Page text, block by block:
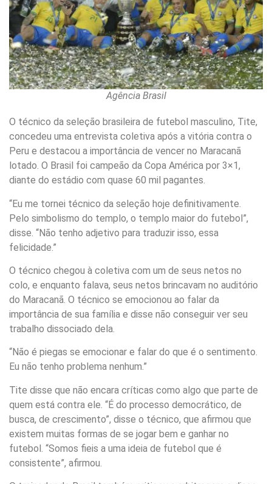
Agência Brasil
O técnico da seleção brasileira de futebol masculino, Tite,
concedeu uma entrevista coletiva após a vitória contra o
Peru e destacou a importância de vencer no Maracanã
lotado. O Brasil foi campeão da Copa América por 3×1,
diante do estádio com quase 60 mil pagantes.
“Eu me tornei técnico da seleção hoje definitivamente.
Pelo simbolismo do templo, o templo maior do futebol”,
disse. “Não tenho adjetivo para traduzir isso, essa
felicidade.”
O técnico chegou à coletiva com um de seus netos no
colo, e enquanto falava, seus netos brincavam no auditório
do Maracanã. O técnico se emocionou ao falar da
importância de sua família e disse não conseguir ver seu
trabalho dissociado dela.
“Não é piegas se emocionar e falar do que é o sentimento.
Eu não tenho problema nenhum.”
Tite disse que não encara críticas como algo que parte de
quem está contra ele. “É do processo democrático, de
busca, de crescimento”, disse o técnico, que afirmou que
existem muitas formas de se jogar bem e ganhar no
futebol. “Somos fieis a uma ideia de futebol que é
consistente”, afirmou.